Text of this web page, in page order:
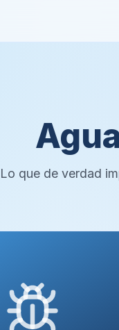
Lo que de verdad